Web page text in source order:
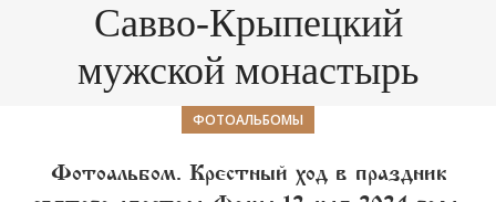
Савво-Крыпецкий
мужской монастырь
ФОТОАЛЬБОМЫ
Фотоальбом. Крестный ход в праздник